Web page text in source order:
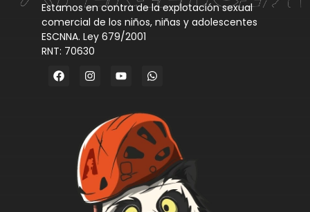
Estamos en contra de la explotación sexual
comercial de los niños, niñas y adolescentes
ESCNNA. Ley 679/2001
RNT: 70630